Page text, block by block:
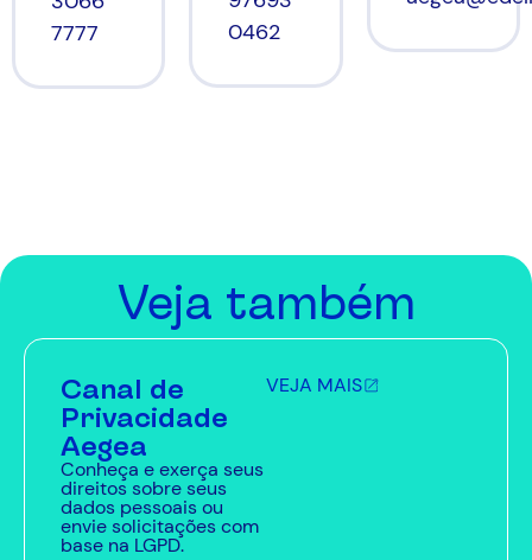
7777
0462
Veja também
Canal de
Privacidade
Aegea
Conheça e exerça seus
direitos sobre seus
dados pessoais ou
envie solicitações com
base na LGPD.
VEJA MAIS